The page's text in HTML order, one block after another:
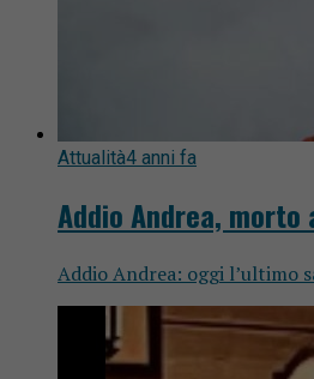
Attualità4 anni fa
Addio Andrea,
Addio Andrea: oggi l’ultimo